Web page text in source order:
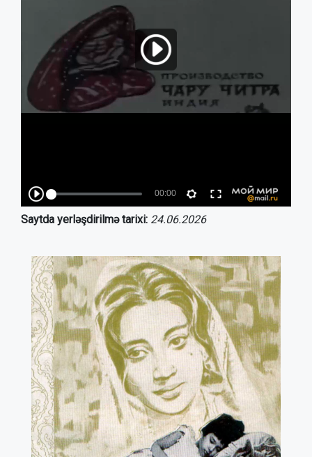
Saytda yerləşdirilmə tarixi: 24.06.2026